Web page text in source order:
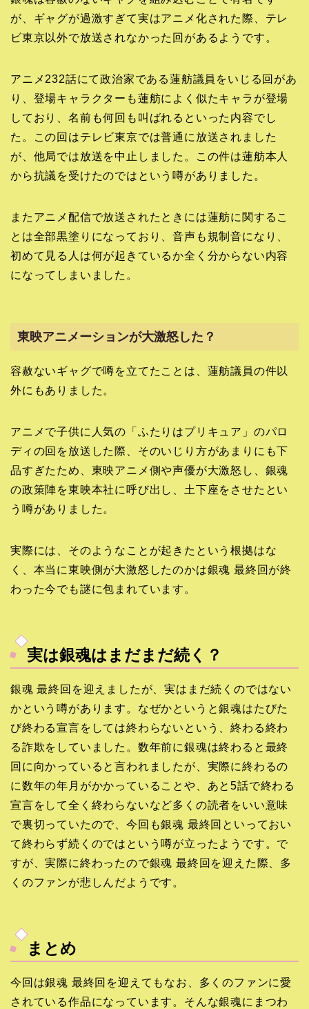
が、ギャグが過激すぎて実はアニメ化された際、テレ
ビ東京以外で放送されなかった回があるようです。
アニメ232話にて政治家である蓮舫議員をいじる回があ
り、登場キャラクターも蓮舫によく似たキャラが登場
しており、名前も何回も叫ばれるといった内容でし
た。この回はテレビ東京では普通に放送されました
が、他局では放送を中止しました。この件は蓮舫本人
から抗議を受けたのではという噂がありました。
またアニメ配信で放送されたときには蓮舫に関するこ
とは全部黒塗りになっており、音声も規制音になり、
初めて見る人は何が起きているか全く分からない内容
になってしまいました。
東映アニメーションが大激怒した？
容赦ないギャグで噂を立てたことは、蓮舫議員の件以
外にもありました。
アニメで子供に人気の「ふたりはプリキュア」のパロ
ディの回を放送した際、そのいじり方があまりにも下
品すぎたため、東映アニメ側や声優が大激怒し、銀魂
の政策陣を東映本社に呼び出し、土下座をさせたとい
う噂がありました。
実際には、そのようなことが起きたという根拠はな
く、本当に東映側が大激怒したのかは銀魂 最終回が終
わった今でも謎に包まれています。
実は銀魂はまだまだ続く？
銀魂 最終回を迎えましたが、実はまだ続くのではない
かという噂があります。なぜかというと銀魂はたびた
び終わる宣言をしては終わらないという、終わる終わ
る詐欺をしていました。数年前に銀魂は終わると最終
回に向かっていると言われましたが、実際に終わるの
に数年の年月がかかっていることや、あと5話で終わる
宣言をして全く終わらないなど多くの読者をいい意味
で裏切っていたので、今回も銀魂 最終回といっておい
て終わらず続くのではという噂が立ったようです。で
すが、実際に終わったので銀魂 最終回を迎えた際、多
くのファンが悲しんだようです。
まとめ
今回は銀魂 最終回を迎えてもなお、多くのファンに愛
されている作品になっています。そんな銀魂にまつわ